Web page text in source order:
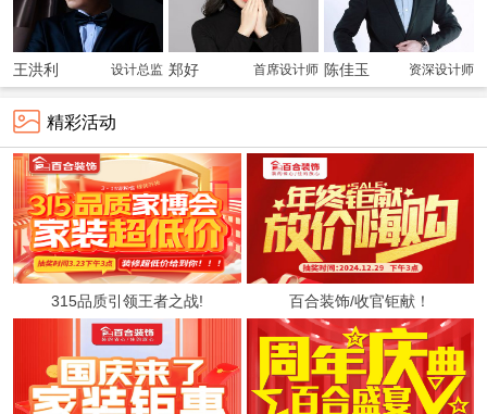
王洪利 设计总监 郑好 首席设计师 陈佳玉 资深设计师
精彩活动
315品质引领王者之战! 百合装饰/收官钜献！